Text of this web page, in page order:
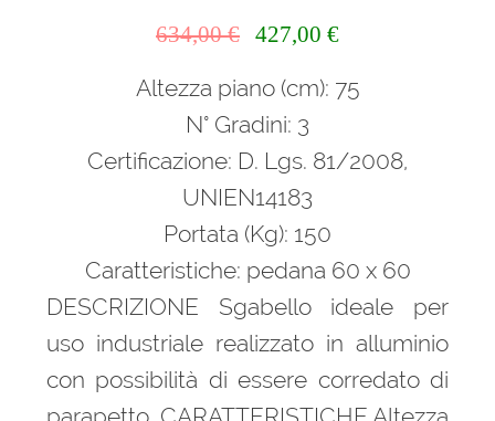
634,00€
originale
634,00 €.
427,00 €Il
attuale
Altezza piano (cm): 75
N° Gradini: 3
Certificazione: D. Lgs. 81/2008,
UNIEN14183
Portata (Kg): 150
Caratteristiche: pedana 60 x 60
DESCRIZIONE Sgabello ideale per
uso industriale realizzato in alluminio
con possibilità di essere corredato di